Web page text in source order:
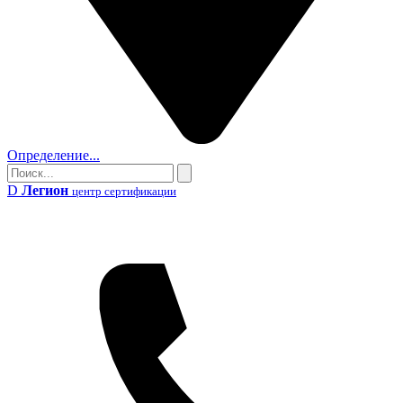
Определение...
Поиск
Поиск
D Легион центр сертификации